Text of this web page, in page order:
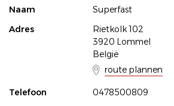
Naam
Superfast
Adres
Rietkolk 102
3920 Lommel
België
route plannen
Telefoon
0478500809